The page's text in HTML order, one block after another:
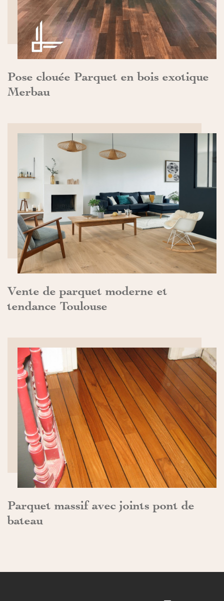
Pose clouée Parquet en bois exotique
Merbau
Vente de parquet moderne et
tendance Toulouse
DÉCOUVRIR>>
Parquet massif avec joints pont de
bateau
DÉCOUVRIR>>